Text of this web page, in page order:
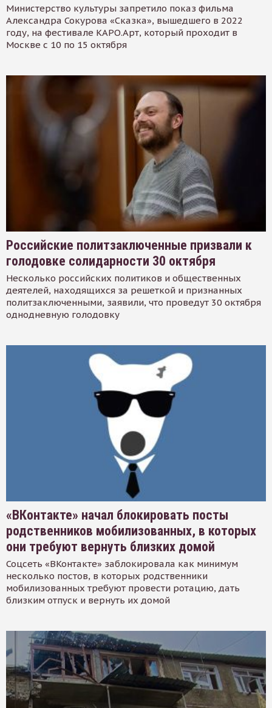
Министерство культуры запретило показ фильма
Александра Сокурова «Сказка», вышедшего в 2022
году, на фестивале КАРО.Арт, который проходит в
Москве с 10 по 15 октября
Российские политзаключенные призвали к
голодовке солидарности 30 октября
Несколько российских политиков и общественных
деятелей, находящихся за решеткой и признанных
политзаключенными, заявили, что проведут 30 октября
однодневную голодовку
«ВКонтакте» начал блокировать посты
родственников мобилизованных, в которых
они требуют вернуть близких домой
Соцсеть «ВКонтакте» заблокировала как минимум
несколько постов, в которых родственники
мобилизованных требуют провести ротацию, дать
близким отпуск и вернуть их домой